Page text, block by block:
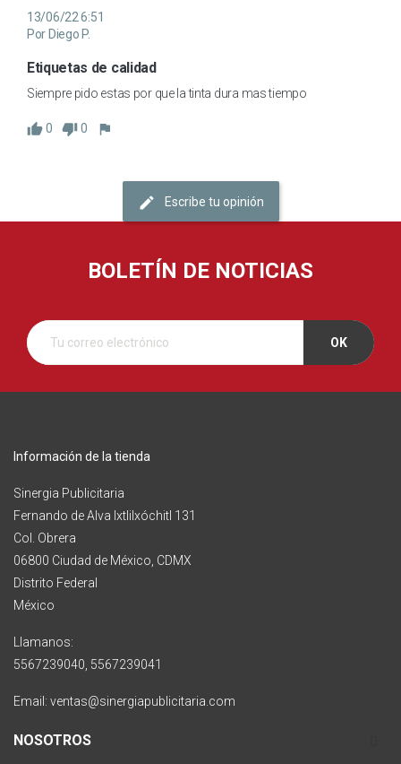
13/06/22 6:51
Por Diego P.
Etiquetas de calidad
Siempre pido estas por que la tinta dura mas tiempo
0 0
Escribe tu opinión
BOLETÍN DE NOTICIAS
Información de la tienda
Sinergia Publicitaria
Fernando de Alva Ixtlilxóchitl 131
Col. Obrera
06800 Ciudad de México, CDMX
Distrito Federal
México
Llamanos:
5567239040, 5567239041
Email: ventas@sinergiapublicitaria.com
NOSOTROS